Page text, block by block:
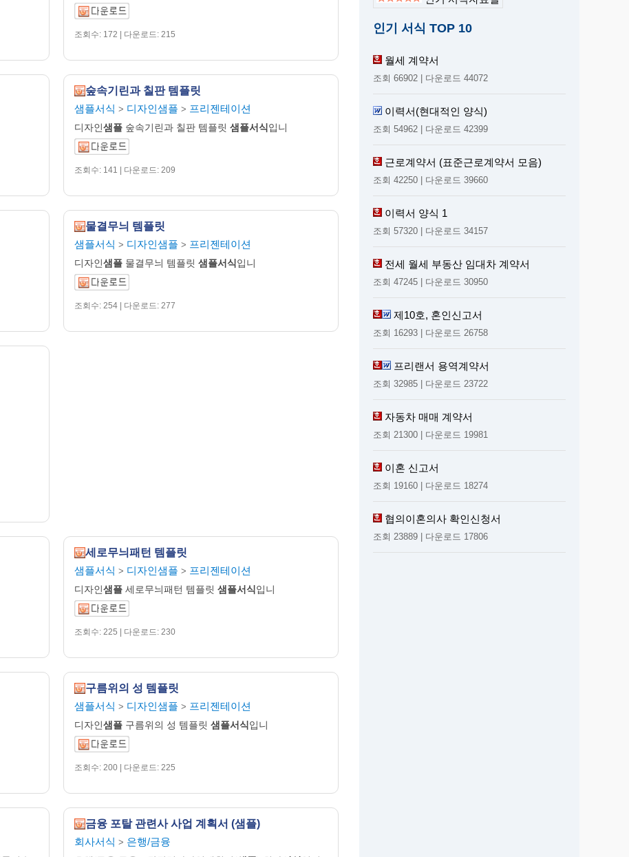
조회수: 172 | 다운로드: 215
숲속기린과 칠판 템플릿
샘플서식 > 디자인샘플 > 프리젠테이션
디자인샘플 숲속기린과 칠판 템플릿 샘플서식입니
조회수: 141 | 다운로드: 209
물결무늬 템플릿
샘플서식 > 디자인샘플 > 프리젠테이션
디자인샘플 물결무늬 템플릿 샘플서식입니
조회수: 254 | 다운로드: 277
세로무늬패턴 템플릿
샘플서식 > 디자인샘플 > 프리젠테이션
디자인샘플 세로무늬패턴 템플릿 샘플서식입니
조회수: 225 | 다운로드: 230
구름위의 성 템플릿
샘플서식 > 디자인샘플 > 프리젠테이션
디자인샘플 구름위의 성 템플릿 샘플서식입니
조회수: 200 | 다운로드: 225
금융 포탈 관련사 사업 계획서 (샘플)
회사서식 > 은행/금융
인기 서식 TOP 10
월세 계약서
조회 66902 | 다운로드 44072
이력서(현대적인 양식)
조회 54962 | 다운로드 42399
근로계약서 (표준근로계약서 모음)
조회 42250 | 다운로드 39660
이력서 양식 1
조회 57320 | 다운로드 34157
전세 월세 부동산 임대차 계약서
조회 47245 | 다운로드 30950
제10호, 혼인신고서
조회 16293 | 다운로드 26758
프리랜서 용역계약서
조회 32985 | 다운로드 23722
자동차 매매 계약서
조회 21300 | 다운로드 19981
이혼 신고서
조회 19160 | 다운로드 18274
협의이혼의사 확인신청서
조회 23889 | 다운로드 17806